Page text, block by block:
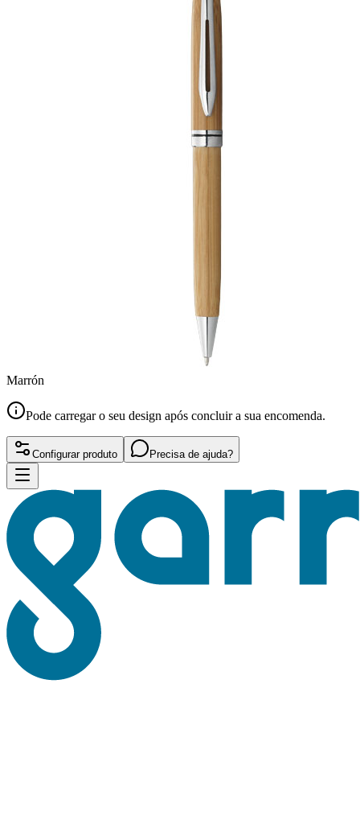
Marrón
Pode carregar o seu design após concluir a sua encomenda.
Configurar produto Precisa de ajuda?